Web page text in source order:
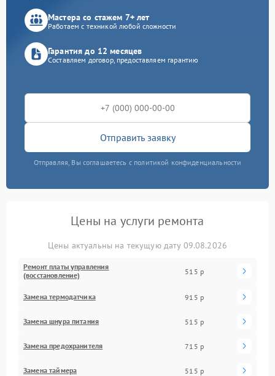
Мастера со стажем 7+ лет
Работаем с техникой любой сложности
Гарантия до 12 месяцев
Составляем договор, предоставляем гарантию
Отправить заявку
Отправляя, Вы соглашаетесь с политикой конфиденциальности
Цены на услуги ремонта
Цены актуальны на текущую дату 09.08.2026
Ремонт платы управления
(восстановление)
515 р
Замена термодатчика 915 р
Замена шнура питания 515 р
Замена предохранителя 715 р
Замена таймера 515 р